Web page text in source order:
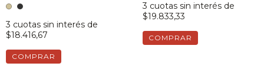
3 cuotas sin interés de
$18.416,67
COMPRAR
3 cuotas sin interés de
$19.833,33
COMPRAR